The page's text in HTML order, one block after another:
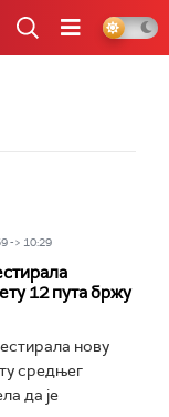
-> 10:29
12 пута бржу
нову
средњег
да је